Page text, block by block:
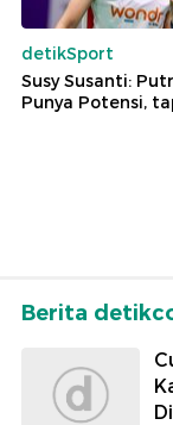
detikSport
Susy Susanti:
Punya Potensi,
Berita